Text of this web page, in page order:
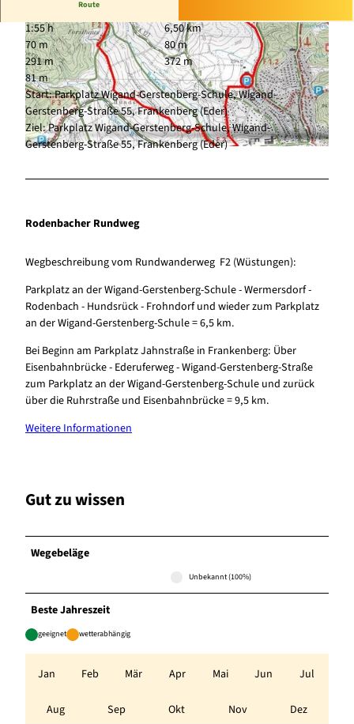
© Paavo Blåfield
© Gebirgs- und Wanderverein Frankenberg e. V
Route
1:55 h
6,50 km
70 m
80 m
291 m
372 m
81 m
Start: Parkplatz Wigand-Gerstenberg-Schule, Wigand-
Gerstenberg-Straße 55, Frankenberg (Eder)
Ziel: Parkplatz Wigand-Gerstenberg-Schule, Wigand-
Gerstenberg-Straße 55, Frankenberg (Eder)
Rodenbacher Rundweg
Wegbeschreibung vom Rundwanderweg F2 (Wüstungen):
Parkplatz an der Wigand-Gerstenberg-Schule - Wermersdorf -
Rodenbach - Hundsrück - Frohndorf und wieder zum Parkplatz
an der Wigand-Gerstenberg-Schule = 6,5 km.
Bei Beginn am Parkplatz Jahnstraße in Frankenberg: Über
Eisenbahnbrücke - Ederuferweg - Wigand-Gerstenberg-Straße
zum Parkplatz an der Wigand-Gerstenberg-Schule und zurück
über die Ruhrstraße und Eisenbahnbrücke = 9,5 km.
Weitere Informationen
Gut zu wissen
Wegebeläge
Unbekannt (100%)
Beste Jahreszeit
geeignet wetterabhängig
Jan Feb Mär Apr Mai Jun Jul
Aug Sep Okt Nov Dez